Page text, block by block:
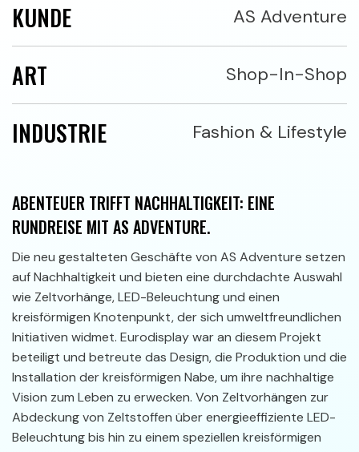
KUNDE AS Adventure
ART Shop-In-Shop
INDUSTRIE Fashion & Lifestyle
ABENTEUER TRIFFT NACHHALTIGKEIT: EINE
RUNDREISE MIT AS ADVENTURE.
Die neu gestalteten Geschäfte von AS Adventure setzen
auf Nachhaltigkeit und bieten eine durchdachte Auswahl
wie Zeltvorhänge, LED-Beleuchtung und einen
kreisförmigen Knotenpunkt, der sich umweltfreundlichen
Initiativen widmet. Eurodisplay war an diesem Projekt
beteiligt und betreute das Design, die Produktion und die
Installation der kreisförmigen Nabe, um ihre nachhaltige
Vision zum Leben zu erwecken. Von Zeltvorhängen zur
Abdeckung von Zeltstoffen über energieeffiziente LED-
Beleuchtung bis hin zu einem speziellen kreisförmigen